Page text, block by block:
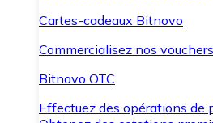
Cartes-cadeaux Bitnovo
Commercialisez nos
Bitnovo OTC
Effectuez des opérations de